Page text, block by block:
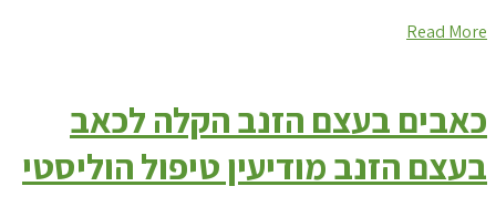
Read More
כאבים בעצם הזנב הקלה לכאב
בעצם הזנב מודיעין טיפול הוליסטי